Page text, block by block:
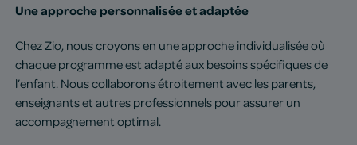
Une approche personnalisée et adaptée
Chez Zio, nous croyons en une approche individualisée où
chaque programme est adapté aux besoins spécifiques de
l’enfant. Nous collaborons étroitement avec les parents,
enseignants et autres professionnels pour assurer un
accompagnement optimal.